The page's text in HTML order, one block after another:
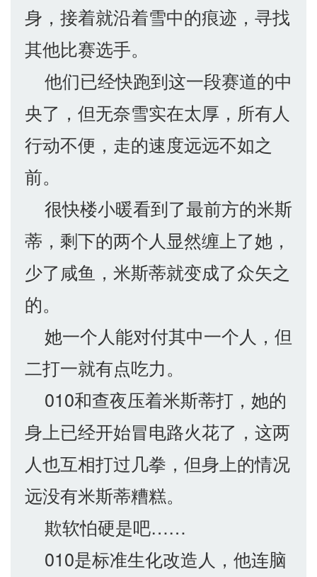
身，接着就沿着雪中的痕迹，寻找
其他比赛选手。
他们已经快跑到这一段赛道的中
央了，但无奈雪实在太厚，所有人
行动不便，走的速度远远不如之
前。
很快楼小暖看到了最前方的米斯
蒂，剩下的两个人显然缠上了她，
少了咸鱼，米斯蒂就变成了众矢之
的。
她一个人能对付其中一个人，但
二打一就有点吃力。
010和查夜压着米斯蒂打，她的
身上已经开始冒电路火花了，这两
人也互相打过几拳，但身上的情况
远没有米斯蒂糟糕。
欺软怕硬是吧……
010是标准生化改造人，他连脑